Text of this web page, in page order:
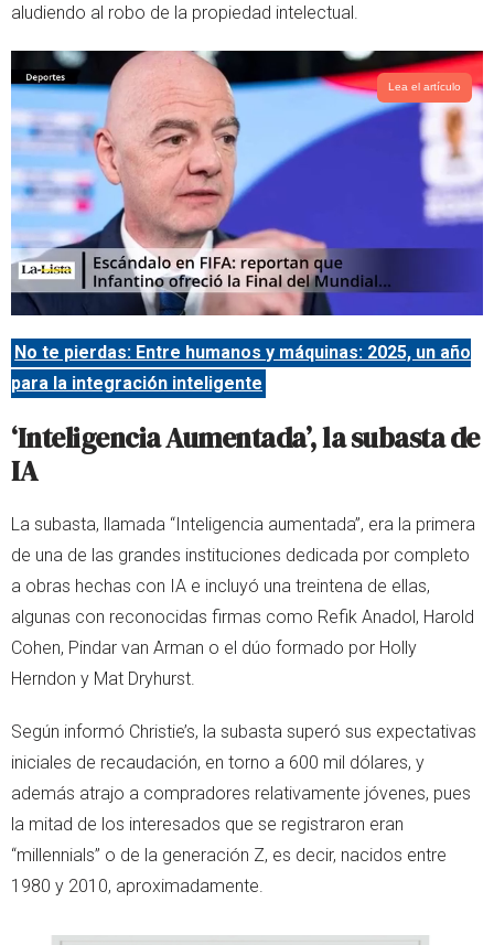
aludiendo al robo de la propiedad intelectual.
Lea el artículo
No te pierdas: Entre humanos y máquinas: 2025, un año
para la integración inteligente
‘Inteligencia Aumentada’, la subasta de
IA
La subasta, llamada “Inteligencia aumentada”, era la primera
de una de las grandes instituciones dedicada por completo
a obras hechas con IA e incluyó una treintena de ellas,
algunas con reconocidas firmas como Refik Anadol, Harold
Cohen, Pindar van Arman o el dúo formado por Holly
Herndon y Mat Dryhurst.
Según informó Christie’s, la subasta superó sus expectativas
iniciales de recaudación, en torno a 600 mil dólares, y
además atrajo a compradores relativamente jóvenes, pues
la mitad de los interesados que se registraron eran
“millennials” o de la generación Z, es decir, nacidos entre
1980 y 2010, aproximadamente.